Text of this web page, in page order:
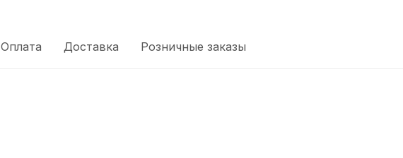
Оплата Доставка Розничные заказы